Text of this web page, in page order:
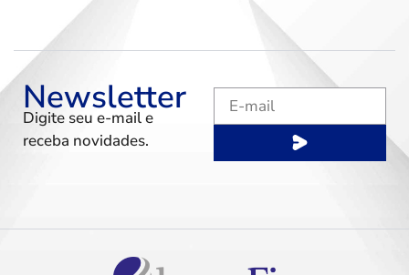
Newsletter
Digite seu e-mail e
receba novidades.